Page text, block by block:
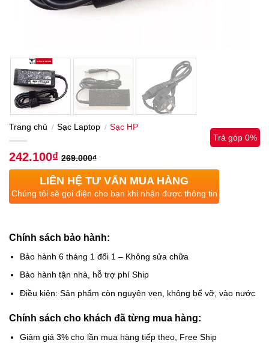
Trang chủ / Sạc Laptop / Sạc HP
242.100₫ 269.000₫
Trả góp 0%
LIÊN HỆ TƯ VẤN MUA HÀNG
Chúng tôi sẽ gọi điện cho bạn khi nhận được thông tin
Chính sách bảo hành:
Bảo hành 6 tháng 1 đổi 1 – Không sửa chữa
Bảo hành tận nhà, hỗ trợ phí Ship
Điều kiện: Sản phẩm còn nguyên vẹn, không bể vỡ, vào nước
Chính sách cho khách đã từng mua hàng:
Giảm giá 3% cho lần mua hàng tiếp theo, Free Ship